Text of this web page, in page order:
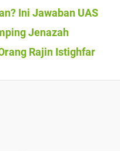
Ini Jawaban UAS
Jenazah
Rajin Istighfar